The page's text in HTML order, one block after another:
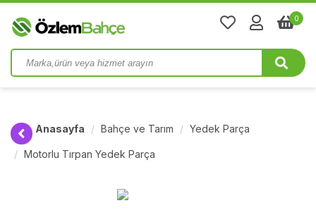
0
Anasayfa Bahçe ve Tarım Yedek Parça
Motorlu Tırpan Yedek Parça